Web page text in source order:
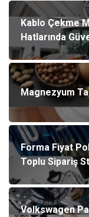
Kablo Çekme
Hatlarında
Magnezyum
Forma Fiyat
Toplu Sipariş
Volkswagen